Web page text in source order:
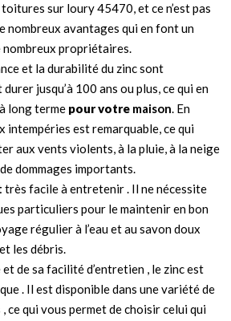
sur loury 45470, et ce n’est pas
nombreux avantages qui en font un
propriétaires.
et la durabilité du zinc sont
jusqu’à 100 ans ou plus, ce qui en
long terme pour votre maison. En
intempéries est remarquable, ce qui
aux vents violents, à la pluie, à la neige
dommages importants.
très facile à entretenir . Il ne nécessite
particuliers pour le maintenir en bon
régulier à l’eau et au savon doux
les débris.
de sa facilité d’entretien , le zinc est
. Il est disponible dans une variété de
ce qui vous permet de choisir celui qui